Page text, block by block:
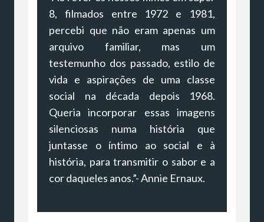
8, filmados entre 1972 e 1981,
percebi que não eram apenas um
arquivo familiar, mas um
testemunho dos passado, estilo de
vida e aspirações de uma classe
social na década depois 1968.
Queria incorporar essas imagens
silenciosas numa história que
juntasse o íntimo ao social e à
história, para transmitir o sabor e a
cor daqueles anos.”- Annie Ernaux.